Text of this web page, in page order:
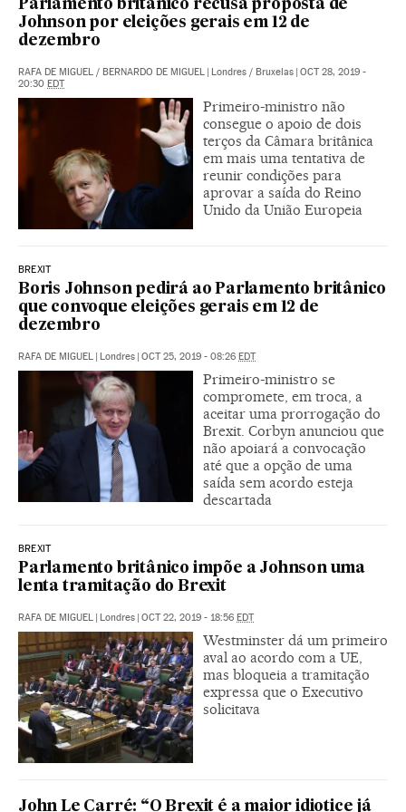
Parlamento britânico recusa proposta de
Johnson por eleições gerais em 12 de
dezembro
RAFA DE MIGUEL / BERNARDO DE MIGUEL | Londres / Bruxelas | OCT 28, 2019 -
20:30 EDT
Primeiro-ministro não
consegue o apoio de dois
terços da Câmara britânica
em mais uma tentativa de
reunir condições para
aprovar a saída do Reino
Unido da União Europeia
BREXIT
Boris Johnson pedirá ao Parlamento britânico
que convoque eleições gerais em 12 de
dezembro
RAFA DE MIGUEL | Londres | OCT 25, 2019 - 08:26 EDT
Primeiro-ministro se
compromete, em troca, a
aceitar uma prorrogação do
Brexit. Corbyn anunciou que
não apoiará a convocação
até que a opção de uma
saída sem acordo esteja
descartada
BREXIT
Parlamento britânico impõe a Johnson uma
lenta tramitação do Brexit
RAFA DE MIGUEL | Londres | OCT 22, 2019 - 18:56 EDT
Westminster dá um primeiro
aval ao acordo com a UE,
mas bloqueia a tramitação
expressa que o Executivo
solicitava
John Le Carré: “O Brexit é a maior idiotice já